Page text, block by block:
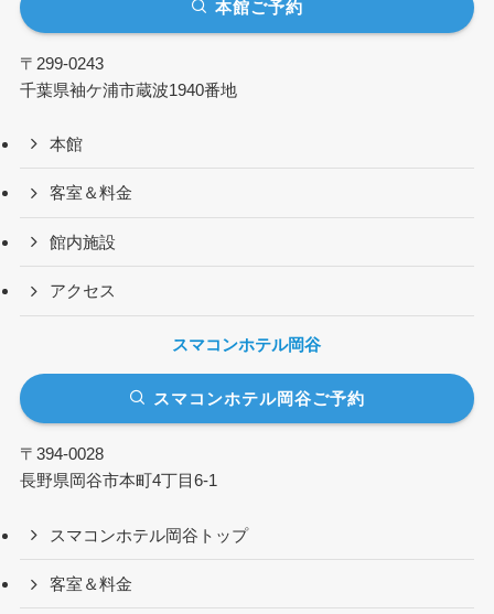
本館ご予約
〒299-0243
千葉県袖ケ浦市蔵波1940番地
本館
客室＆料金
館内施設
アクセス
スマコンホテル岡谷
スマコンホテル岡谷ご予約
〒394-0028
長野県岡谷市本町4丁目6-1
スマコンホテル岡谷トップ
客室＆料金